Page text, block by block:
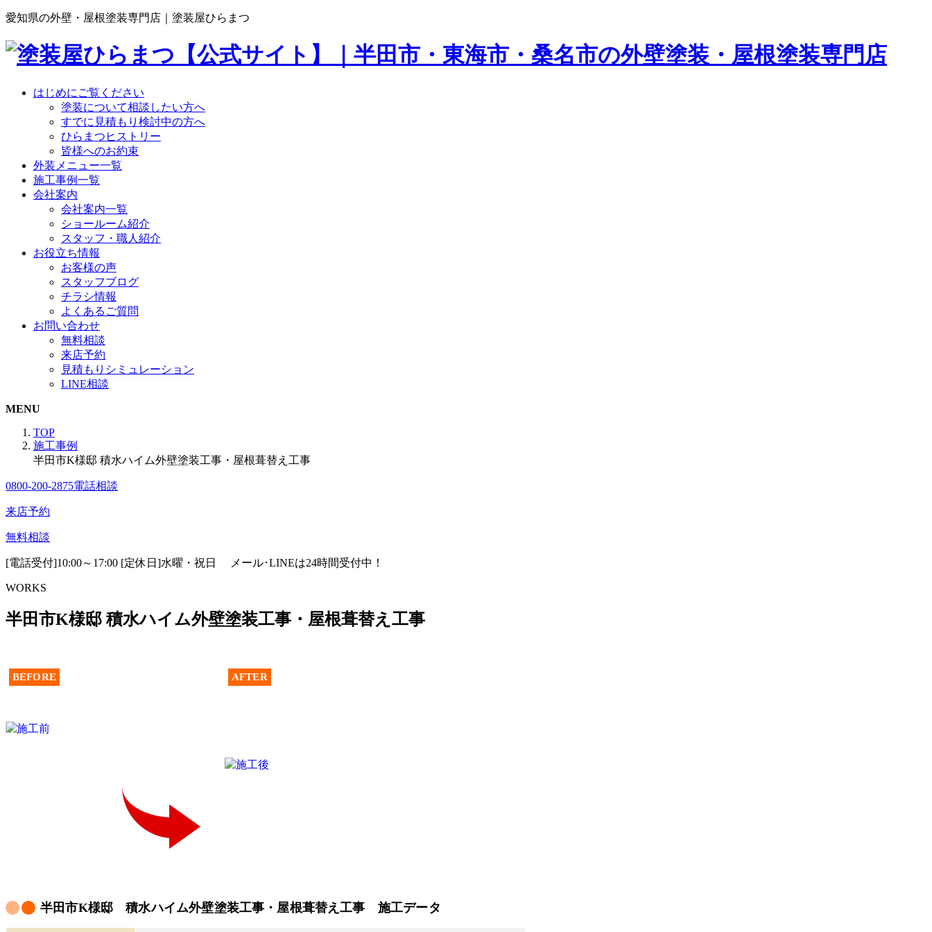
愛知県の外壁・屋根塗装専門店｜塗装屋ひらまつ
はじめにご覧ください
塗装について相談したい方へ
すでに見積もり検討中の方へ
ひらまつヒストリー
皆様へのお約束
外装メニュー一覧
施工事例一覧
会社案内
会社案内一覧
ショールーム紹介
スタッフ・職人紹介
お役立ち情報
お客様の声
スタッフブログ
チラシ情報
よくあるご質問
お問い合わせ
無料相談
来店予約
見積もりシミュレーション
LINE相談
MENU
TOP
施工事例
半田市K様邸 積水ハイム外壁塗装工事・屋根葺替え工事
0800-200-2875電話相談
来店予約
無料相談
[電話受付]10:00～17:00 [定休日]水曜・祝日 メール･LINEは24時間受付中！
WORKS
半田市K様邸 積水ハイム外壁塗装工事・屋根葺替え工事
AFTER
BEFORE
半田市K様邸 積水ハイム外壁塗装工事・屋根葺替え工事 施工データ